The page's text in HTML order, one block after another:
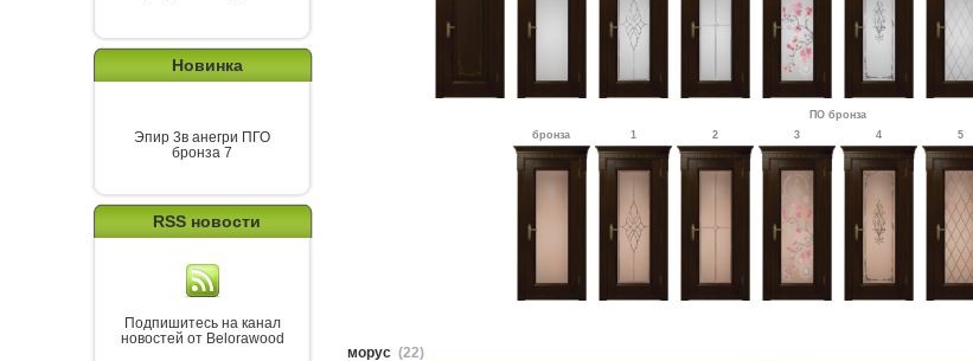
Новинка
Эпир 3в анегри ПГО
бронза 7
RSS новости
Подпишитесь на канал
новостей от Belorawood
ПО бронза
бронза
1 2 3 4 5
морус (22)